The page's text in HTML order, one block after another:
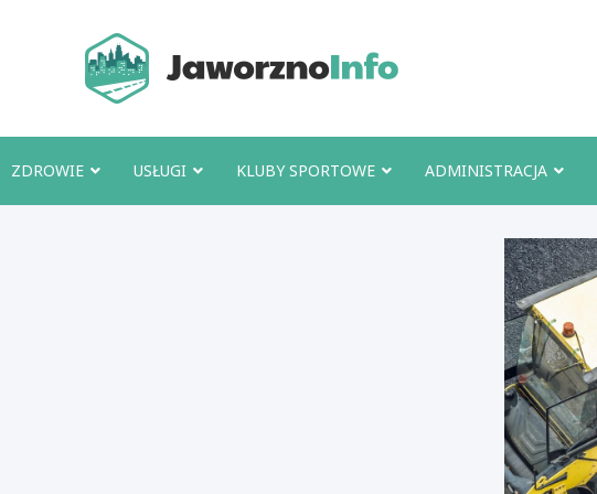
ZDROWIE USŁUGI KLUBY SPORTOWE ADMINISTRACJA